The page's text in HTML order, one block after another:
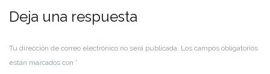
Deja una respuesta
Tu dirección de correo electrónico no será publicada. Los campos obligatorios
están marcados con *